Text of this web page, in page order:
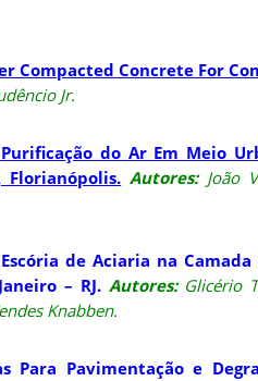
Compacted Concrete For
Jr.
do Ar Em Meio
Florianópolis. Autores: João
de Aciaria na Camada
– RJ. Autores:Glicério
Knabben.
Para Pavimentação e